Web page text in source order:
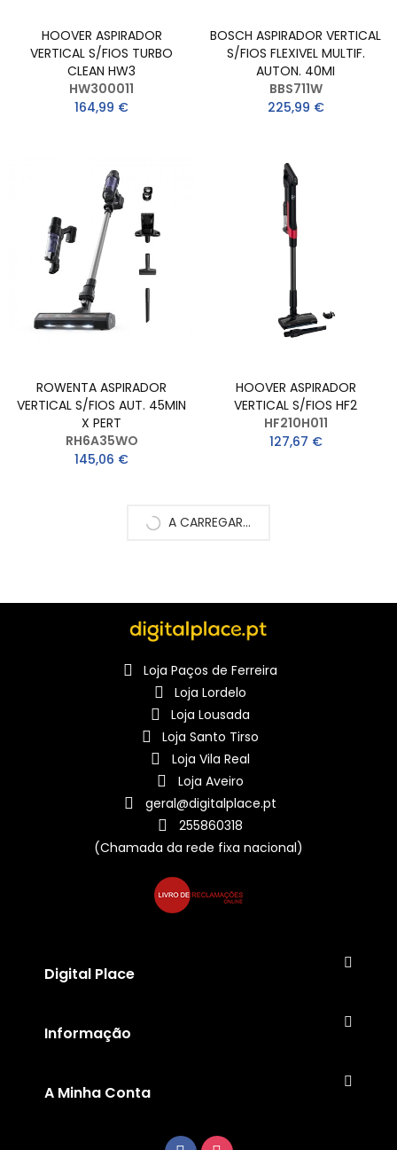
HOOVER ASPIRADOR
VERTICAL S/FIOS TURBO
CLEAN HW3
HW300011
164,99 €
BOSCH ASPIRADOR VERTICAL
S/FIOS FLEXIVEL MULTIF.
AUTON. 40MI
BBS711W
225,99 €
ROWENTA ASPIRADOR
VERTICAL S/FIOS AUT. 45MIN
X PERT
RH6A35WO
145,06 €
HOOVER ASPIRADOR
VERTICAL S/FIOS HF2
HF210H011
127,67 €
A CARREGAR...
Loja Paços de Ferreira
Loja Lordelo
Loja Lousada
Loja Santo Tirso
Loja Vila Real
Loja Aveiro
geral@digitalplace.pt
255860318
(Chamada da rede fixa nacional)
Digital Place
Informação
A Minha Conta